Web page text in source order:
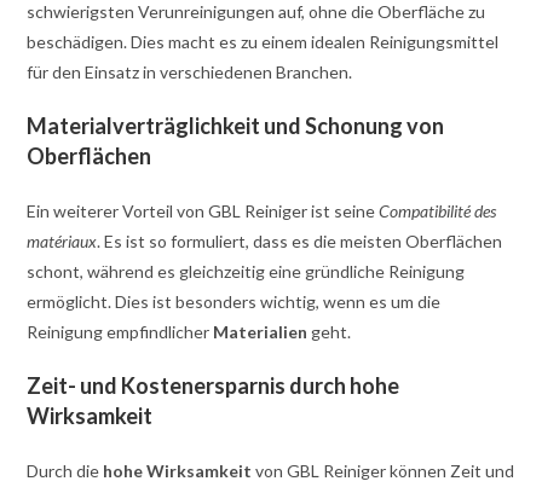
schwierigsten Verunreinigungen auf, ohne die Oberfläche zu
beschädigen. Dies macht es zu einem idealen Reinigungsmittel
für den Einsatz in verschiedenen Branchen.
Materialverträglichkeit und Schonung von
Oberflächen
Ein weiterer Vorteil von GBL Reiniger ist seineCompatibilité des
matériaux. Es ist so formuliert, dass es die meisten Oberflächen
schont, während es gleichzeitig eine gründliche Reinigung
ermöglicht. Dies ist besonders wichtig, wenn es um die
Reinigung empfindlicher Materialien geht.
Zeit- und Kostenersparnis durch hohe
Wirksamkeit
Durch die hohe Wirksamkeit von GBL Reiniger können Zeit und